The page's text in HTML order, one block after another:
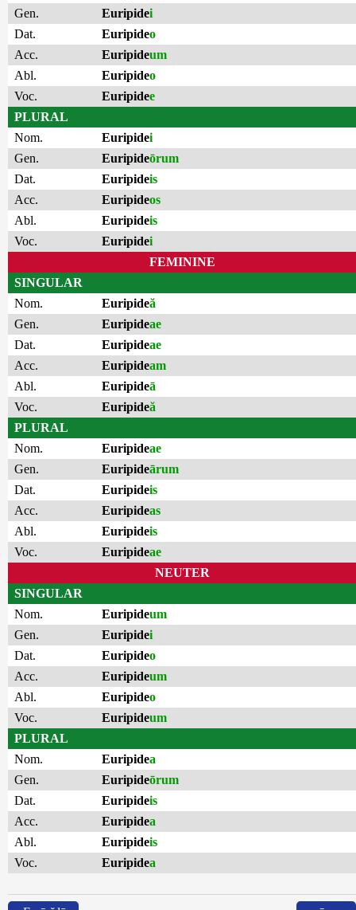
Gen.
Euripidei
Dat.
Euripideo
Acc.
Euripideum
Abl.
Euripideo
Voc.
Euripidee
PLURAL
Nom.
Euripidei
Gen.
Euripideōrum
Dat.
Euripideis
Acc.
Euripideos
Abl.
Euripideis
Voc.
Euripidei
FEMININE
SINGULAR
Nom.
Euripideă
Gen.
Euripideae
Dat.
Euripideae
Acc.
Euripideam
Abl.
Euripideā
Voc.
Euripideă
PLURAL
Nom.
Euripideae
Gen.
Euripideārum
Dat.
Euripideis
Acc.
Euripideas
Abl.
Euripideis
Voc.
Euripideae
NEUTER
SINGULAR
Nom.
Euripideum
Gen.
Euripidei
Dat.
Euripideo
Acc.
Euripideum
Abl.
Euripideo
Voc.
Euripideum
PLURAL
Nom.
Euripidea
Gen.
Euripideōrum
Dat.
Euripideis
Acc.
Euripidea
Abl.
Euripideis
Voc.
Euripidea